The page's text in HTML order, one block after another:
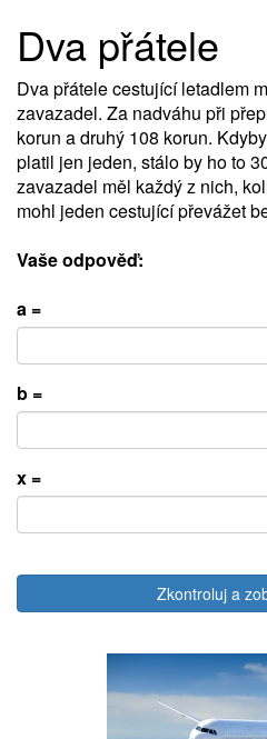
Dva přátele
Dva přátele cestující letadlem
zavazadel. Za nadváhu při
korun a druhý 108 korun.
platil jen jeden, stálo by ho to
zavazadel měl každý z nich,
mohl jeden cestující převážet
Vaše odpověď:
a =
b =
x =
Zkontroluj a